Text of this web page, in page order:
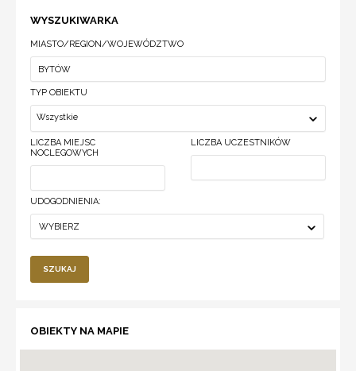
WYSZUKIWARKA
MIASTO/REGION/WOJEWÓDZTWO
TYP OBIEKTU
Wszystkie
LICZBA MIEJSC
NOCLEGOWYCH
LICZBA UCZESTNIKÓW
UDOGODNIENIA:
WYBIERZ
SZUKAJ
OBIEKTY NA MAPIE